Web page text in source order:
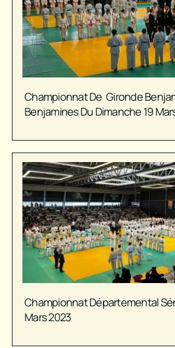
Championnat De Gironde
Benjamines Du Dimanche 19
Championnat Départemental
Mars 2023